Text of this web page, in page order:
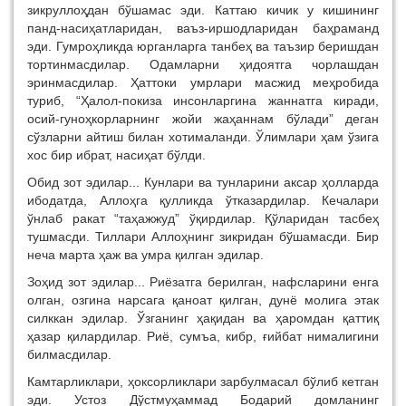
зикруллоҳдан бўшамас эди. Каттаю кичик у кишининг
панд-насиҳатларидан, ваъз-иршодларидан баҳраманд
эди. Гумроҳликда юрганларга танбеҳ ва таъзир беришдан
тортинмасдилар. Одамларни ҳидоятга чорлашдан
эринмасдилар. Ҳаттоки умрлари масжид меҳробида
туриб, “Ҳалол-покиза инсонларгина жаннатга киради,
осий-гуноҳкорларнинг жойи жаҳаннам бўлади” деган
сўзларни айтиш билан хотималанди. Ўлимлари ҳам ўзига
хос бир ибрат, насиҳат бўлди.
Обид зот эдилар... Кунлари ва тунларини аксар ҳолларда
ибодатда, Аллоҳга қулликда ўтказардилар. Кечалари
ўнлаб ракат “таҳажжуд” ўқирдилар. Қўларидан тасбеҳ
тушмасди. Тиллари Аллоҳнинг зикридан бўшамасди. Бир
неча марта ҳаж ва умра қилган эдилар.
Зоҳид зот эдилар... Риёзатга берилган, нафсларини енга
олган, озгина нарсага қаноат қилган, дунё молига этак
силккан эдилар. Ўзганинг ҳақидан ва ҳаромдан қаттиқ
ҳазар қилардилар. Риё, сумъа, кибр, ғийбат нималигини
билмасдилар.
Камтарликлари, ҳоксорликлари зарбулмасал бўлиб кетган
эди. Устоз Дўстмуҳаммад Бодарий домланинг